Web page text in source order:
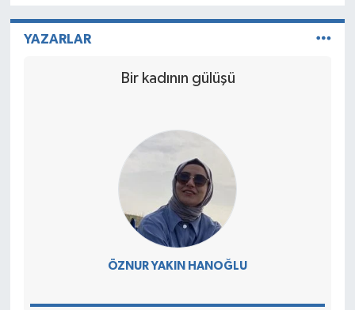
YAZARLAR
Bir kadının gülüşü
ÖZNUR YAKIN HANOĞLU